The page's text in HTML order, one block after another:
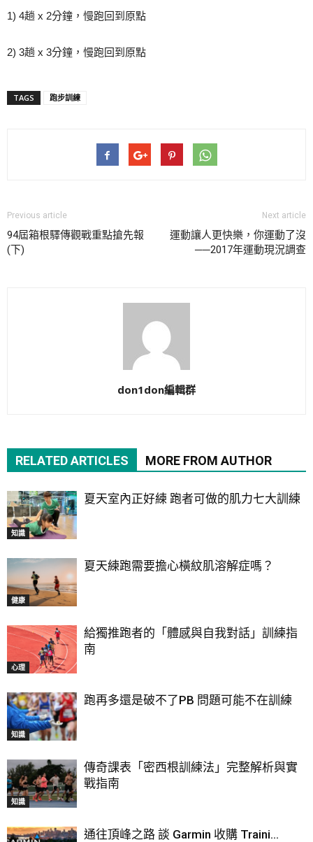
1) 4趟 x 2分鐘，慢跑回到原點
2) 3趟 x 3分鐘，慢跑回到原點
TAGS 跑步訓練
Previous article
94屆箱根驛傳觀戰重點搶先報
(下)
Next article
運動讓人更快樂，你運動了沒
──2017年運動現況調查
don1don編輯群
RELATED ARTICLES MORE FROM AUTHOR
知識
夏天室內正好練 跑者可做的肌力七大訓練
健康
夏天練跑需要擔心橫紋肌溶解症嗎？
心理
給獨推跑者的「體感與自我對話」訓練指
南
知識
跑再多還是破不了PB 問題可能不在訓練
知識
傳奇課表「密西根訓練法」完整解析與實
戰指南
通往頂峰之路 談 Garmin 收購 Traini...